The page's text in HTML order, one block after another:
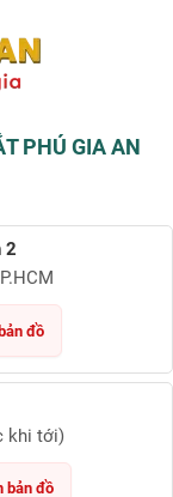
PHÚ GIA AN
2
đồ
khi tới)
bản đồ